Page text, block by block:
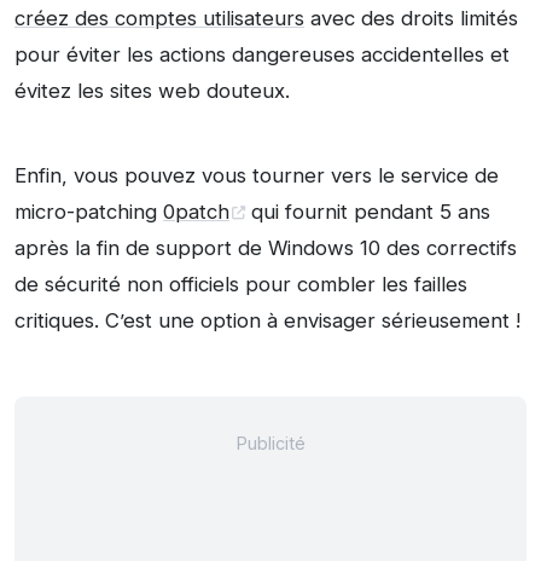
créez des comptes utilisateurs avec des droits limités
pour éviter les actions dangereuses accidentelles et
évitez les sites web douteux.
Enfin, vous pouvez vous tourner vers le service de
micro-patching 0patch
qui fournit pendant 5 ans
après la fin de support de Windows 10 des correctifs
de sécurité non officiels pour combler les failles
critiques. C’est une option à envisager sérieusement !